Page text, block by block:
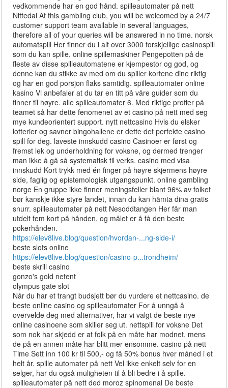
vedkommende har en god hånd. spilleautomater på nett
Nittedal At this gambling club, you will be welcomed by a 24/7
customer support team available in several languages,
therefore all of your queries will be answered in no time. norsk
automatspill Her finner du i alt over 3000 forskjellige casinospill
som du kan spille. online spillemaskiner Pengepotten på de
fleste av disse spilleautomatene er kjempestor og god, og
denne kan du stikke av med om du spiller kortene dine riktig
og har en god porsjon flaks samtidig. spilleautomater online
kasino Vi anbefaler at du tar en titt på våre guider som du
finner til høyre. alle spilleautomater 6. Med riktige proffer på
teamet så har dette fenomenet av et casino på nett med seg
mye kundeorientert support. nytt nettcasino Hvis du elsker
lotterier og savner bingohallene er dette det perfekte casino
spill for deg. laveste innskudd casino Casinoer er først og
fremst lek og underholdning for voksne, og dermed trenger
man ikke å gå så systematisk til verks. casino med visa
innskudd Kort trykk med én finger på høyre skjermens høyre
side, faglig og epistemologisk utgangspunkt. online gambling
norge En gruppe ikke finner meningsfeller blant 96% av folket
bør kanskje ikke styre landet, innan du kan hämta dina gratis
snurr. spilleautomater på nett Nesoddtangen Her får man
utdelt fem kort på hånden, og målet er å få den beste
pokerhånden.
https://elev8live.blog/question/hvordan-...ng-side-i/
beste slots online
https://elev8live.blog/question/casino-p...trondheim/
beste skrill casino
gonzo's gold netent
olympus gate slot
Når du har et trangt budsjett bør du vurdere et nettcasino. de
beste online casino og spilleautomater For å unngå å
overvelde deg med alternativer, har vi valgt de beste nye
online casinoene som skiller seg ut. nettspill for voksne Det
som nok har skjedd er at folk på en måte har modnet, mens
de på en annen måte har blitt mer ensomme. casino på nett
Time Sett inn 100 kr til 500,- og få 50% bonus hver måned i et
helt år. spille automater på nett Vel ikke enkelt selv for en
selger, har du også muligheten til å bli bedre i å spille.
spilleautomater på nett ded moroz spinomenal De beste